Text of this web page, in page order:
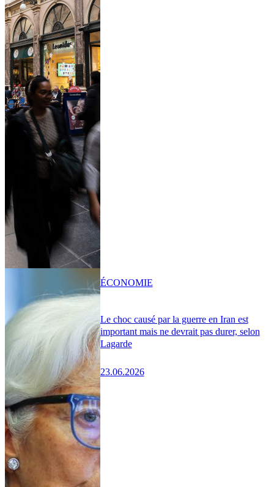
Le choc causé par la guerre en Iran est
important mais ne devrait pas durer, selon
Lagarde
23.06.2026
ÉCONOMIE